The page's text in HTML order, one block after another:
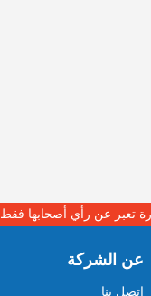
تعبر عن رأي أصحابها فقط
عن الشركة
اتصل بنا